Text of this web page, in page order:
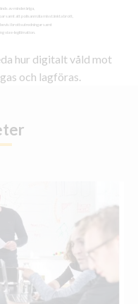
av minderåriga,
samt att polisanmäla misstänkta brott,
i brottsutredningar samt
via e-legitimation.
hur digitalt våld mot
och lagföras.